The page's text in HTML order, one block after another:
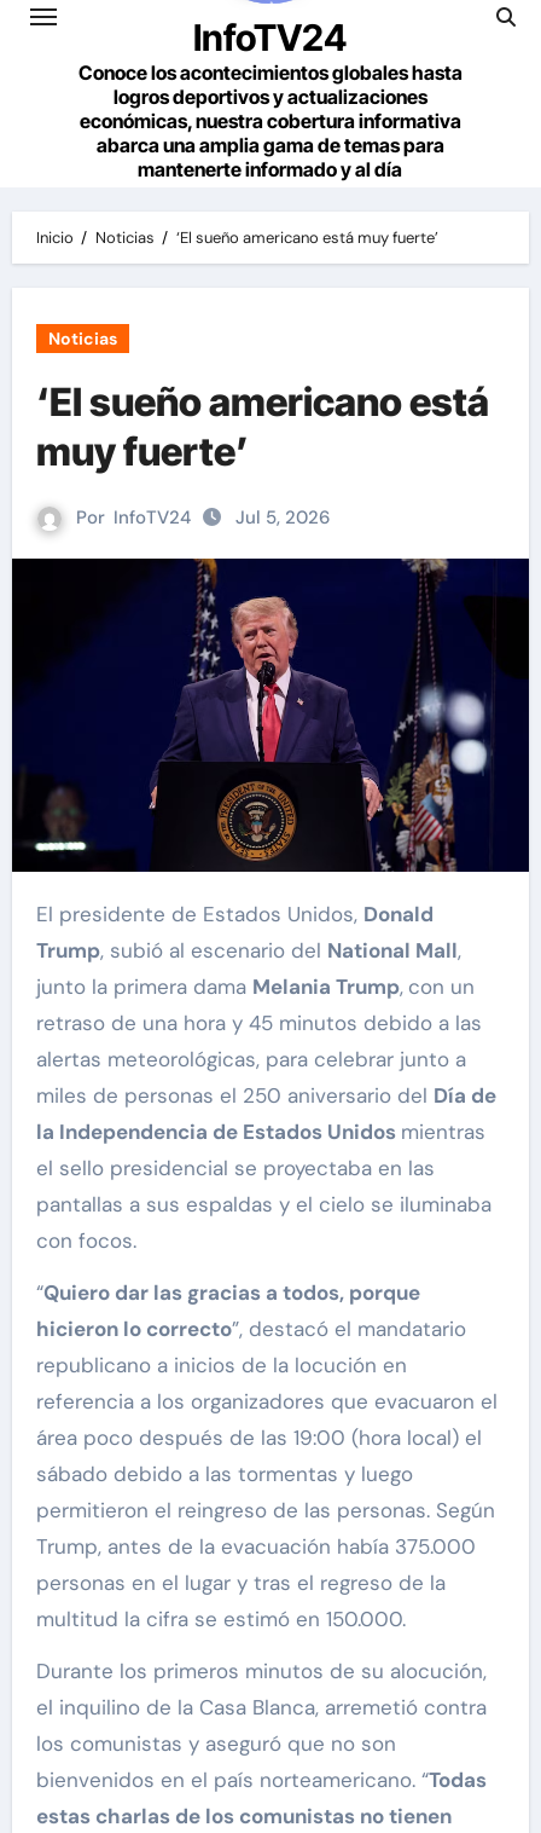
InfoTV24
Conoce los acontecimientos globales hasta
logros deportivos y actualizaciones
económicas, nuestra cobertura informativa
abarca una amplia gama de temas para
mantenerte informado y al día
Inicio Noticias ‘El sueño americano está muy fuerte’
Noticias
‘El sueño americano está
muy fuerte’
Por InfoTV24 Jul 5, 2026
El presidente de Estados Unidos, Donald
Trump, subió al escenario del National Mall,
junto la primera dama Melania Trump, con un
retraso de una hora y 45 minutos debido a las
alertas meteorológicas, para celebrar junto a
miles de personas el 250 aniversario del Día de
la Independencia de Estados Unidos mientras
el sello presidencial se proyectaba en las
pantallas a sus espaldas y el cielo se iluminaba
con focos.
“Quiero dar las gracias a todos, porque
hicieron lo correcto”, destacó el mandatario
republicano a inicios de la locución en
referencia a los organizadores que evacuaron el
área poco después de las 19:00 (hora local) el
sábado debido a las tormentas y luego
permitieron el reingreso de las personas. Según
Trump, antes de la evacuación había 375.000
personas en el lugar y tras el regreso de la
multitud la cifra se estimó en 150.000.
Durante los primeros minutos de su alocución,
el inquilino de la Casa Blanca, arremetió contra
los comunistas y aseguró que no son
bienvenidos en el país norteamericano. “Todas
estas charlas de los comunistas no tienen